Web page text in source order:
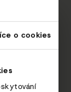
o cookies